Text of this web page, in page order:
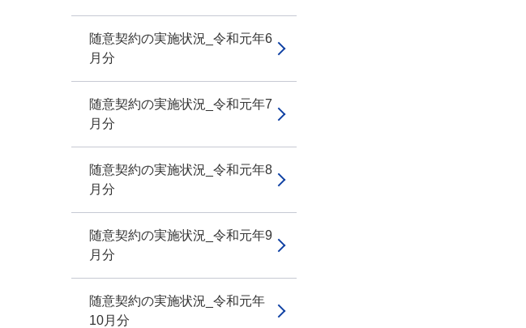
随意契約の実施状況_令和元年6
月分
随意契約の実施状況_令和元年7
月分
随意契約の実施状況_令和元年8
月分
随意契約の実施状況_令和元年9
月分
随意契約の実施状況_令和元年
10月分